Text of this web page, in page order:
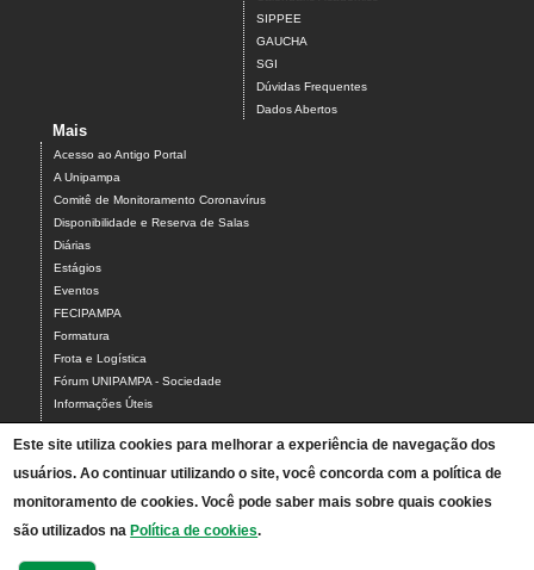
SIPPEE
GAUCHA
SGI
Dúvidas Frequentes
Dados Abertos
Mais
Acesso ao Antigo Portal
A Unipampa
Comitê de Monitoramento Coronavírus
Disponibilidade e Reserva de Salas
Diárias
Estágios
Eventos
FECIPAMPA
Formatura
Frota e Logística
Fórum UNIPAMPA - Sociedade
Informações Úteis
LibrePampa
Planilha sala de vídeo conferência
Relatórios de Gestão
Relação de Atestados
Universidade Itinerante
Consulta Cotas e Impressão WEB
Este site utiliza cookies para melhorar a experiência de navegação dos
usuários. Ao continuar utilizando o site, você concorda com a política de
monitoramento de cookies. Você pode saber mais sobre quais cookies
são utilizados na Política de cookies.